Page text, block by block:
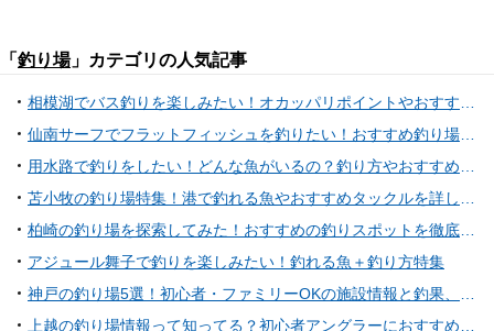
「 釣り場」カテゴリの人気記事
相模湖でバス釣りを楽しみたい！オカッパリポイントやおすすめタックル特集
仙南サーフでフラットフィッシュを釣りたい！おすすめ釣り場情報やタックル特集
用水路で釣りをしたい！どんな魚がいるの？釣り方やおすすめタックルを詳しくチェック
苫小牧の釣り場特集！港で釣れる魚やおすすめタックルを詳しくチェック
柏崎の釣り場を探索してみた！おすすめの釣りスポットを徹底チェック
アジュール舞子で釣りを楽しみたい！釣れる魚＋釣り方特集
神戸の釣り場5選！初心者・ファミリーOKの施設情報と釣果、付近の釣り船まで紹介！
上越の釣り場情報って知ってる？初心者アングラーにおすすめの穴場ポイント